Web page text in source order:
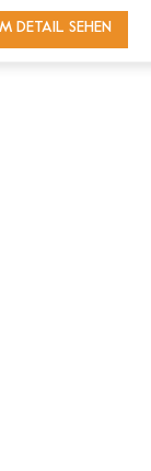
IM DETAIL SEHEN